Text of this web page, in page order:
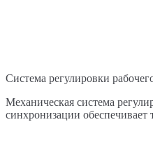
Система регулировки
Механическая система
синхронизации обеспечивает